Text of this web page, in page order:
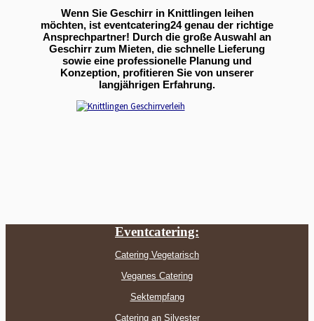
Wenn Sie Geschirr in Knittlingen leihen
möchten, ist eventcatering24 genau der richtige
Ansprechpartner! Durch die große Auswahl an
Geschirr zum Mieten, die schnelle Lieferung
sowie eine professionelle Planung und
Konzeption, profitieren Sie von unserer
langjährigen Erfahrung.
Eventcatering:
Catering Vegetarisch
Veganes Catering
Sektempfang
Catering an Silvester